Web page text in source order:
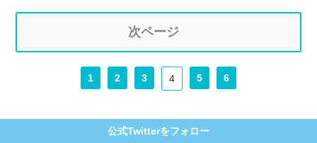
次ページ
1 2 3 4 5 6
公式Twitterをフォロー